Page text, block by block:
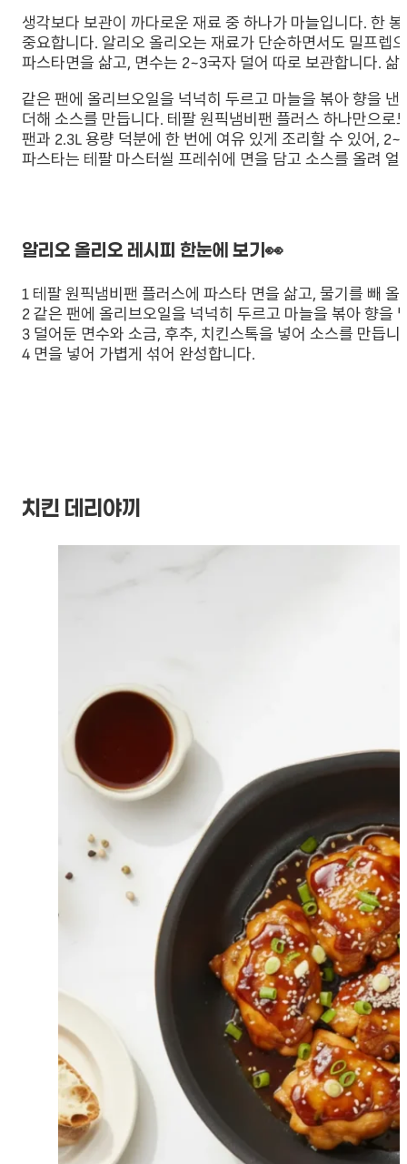
생각보다 보관이 까다로운 재료 중 하나가 마늘입니다. 한
중요합니다. 알리오 올리오는 재료가 단순하면서도 밀프렙
파스타면을 삶고, 면수는 2~3국자 덜어 따로 보관합니다.
같은 팬에 올리브오일을 넉넉히 두르고 마늘을 볶아 향을
더해 소스를 만듭니다. 테팔 원픽냄비팬 플러스 하나만으
팬과 2.3L 용량 덕분에 한 번에 여유 있게 조리할 수 있어,
파스타는 테팔 마스터씰 프레쉬에 면을 담고 소스를 올려
알리오 올리오 레시피 한눈에 보기👀
1 테팔 원픽냄비팬 플러스에 파스타 면을 삶고, 물기를 빼
2 같은 팬에 올리브오일을 넉넉히 두르고 마늘을 볶아 향을
3 덜어둔 면수와 소금, 후추, 치킨스톡을 넣어 소스를 만듭니
4 면을 넣어 가볍게 섞어 완성합니다.
치킨 데리야끼